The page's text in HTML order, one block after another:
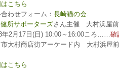
こちら
わせフォーム： 長崎猫の会.
所サポーターズさん主催 大村浜屋
年2月17日(日) 10:00～16:00ころ…… 確
市大村商店街アーケード内 大村浜屋
こちら